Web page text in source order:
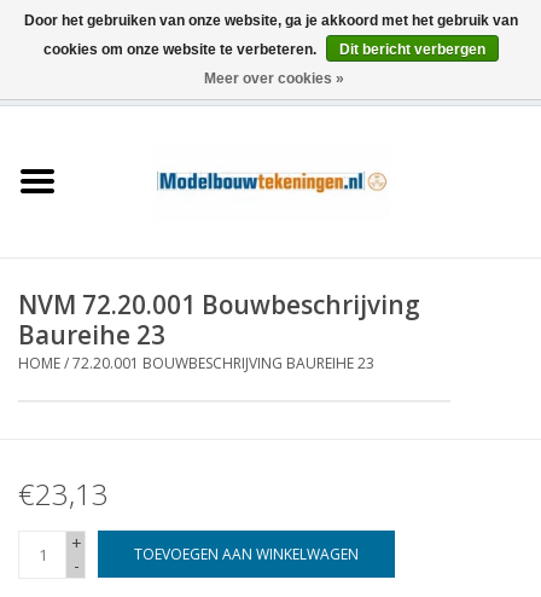
Schepen
Houtbouw
NVM 72.20.001 Bouwbeschrijving
Baureihe 23
HOME/72.20.001 BOUWBESCHRIJVING BAUREIHE 23
€23,13
+
-
TOEVOEGEN AAN WINKELWAGEN
Door het gebruiken van onze website, ga je akkoord met het gebruik van
cookies om onze website te verbeteren.
Dit bericht verbergen
Meer over cookies »